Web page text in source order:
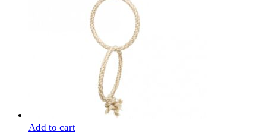
Add to cart